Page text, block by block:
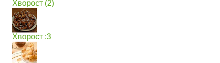
Хворост (2)
Хворост :3